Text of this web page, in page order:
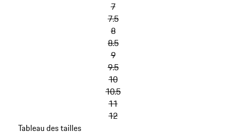
7
7.5
8
8.5
9
9.5
10
10.5
11
12
Tableau des tailles